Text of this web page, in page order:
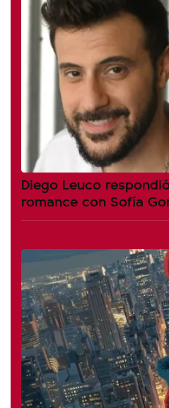
Diego Leuco
romance con Sofía